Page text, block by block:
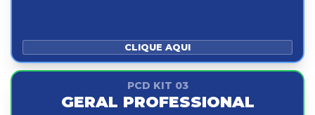
CLIQUE AQUI
PCD KIT 03
GERAL PROFESSIONAL